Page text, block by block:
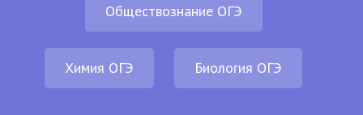
Обществознание ОГЭ
Химия ОГЭ Биология ОГЭ